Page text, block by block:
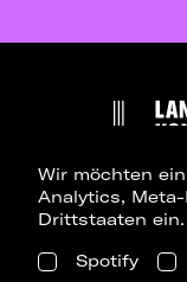
Wir möchten
Analytics,
Drittstaaten
Spotify